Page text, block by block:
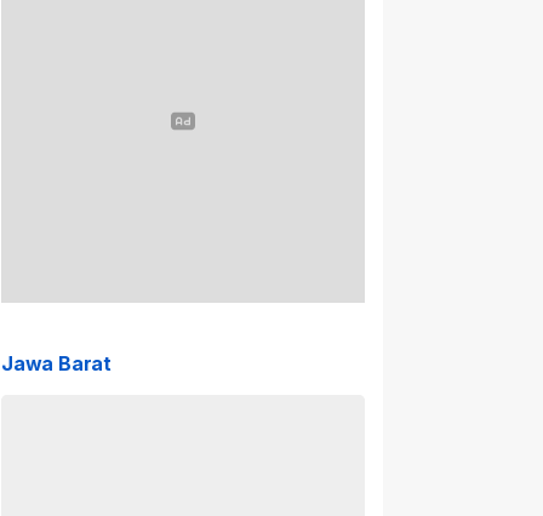
Jawa Barat